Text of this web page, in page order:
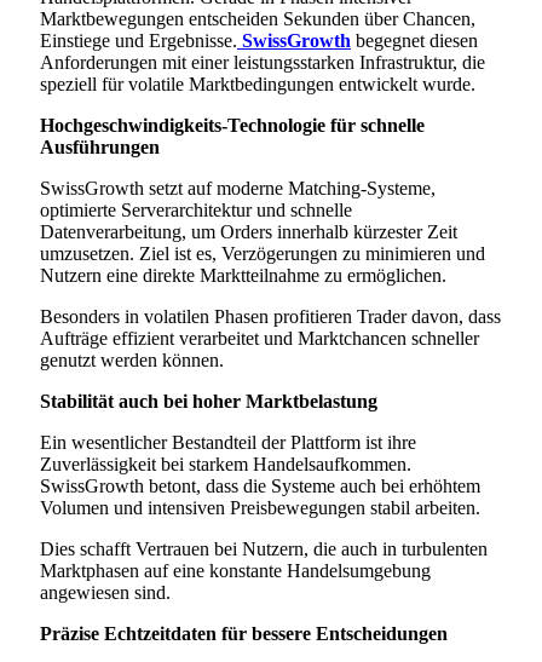
Marktbewegungen entscheiden Sekunden über Chancen,
Einstiege und Ergebnisse. SwissGrowth begegnet diesen
Anforderungen mit einer leistungsstarken Infrastruktur, die
speziell für volatile Marktbedingungen entwickelt wurde.
Hochgeschwindigkeits-Technologie für schnelle
Ausführungen
SwissGrowth setzt auf moderne Matching-Systeme,
optimierte Serverarchitektur und schnelle
Datenverarbeitung, um Orders innerhalb kürzester Zeit
umzusetzen. Ziel ist es, Verzögerungen zu minimieren und
Nutzern eine direkte Marktteilnahme zu ermöglichen.
Besonders in volatilen Phasen profitieren Trader davon, dass
Aufträge effizient verarbeitet und Marktchancen schneller
genutzt werden können.
Stabilität auch bei hoher Marktbelastung
Ein wesentlicher Bestandteil der Plattform ist ihre
Zuverlässigkeit bei starkem Handelsaufkommen.
SwissGrowth betont, dass die Systeme auch bei erhöhtem
Volumen und intensiven Preisbewegungen stabil arbeiten.
Dies schafft Vertrauen bei Nutzern, die auch in turbulenten
Marktphasen auf eine konstante Handelsumgebung
angewiesen sind.
Präzise Echtzeitdaten für bessere Entscheidungen